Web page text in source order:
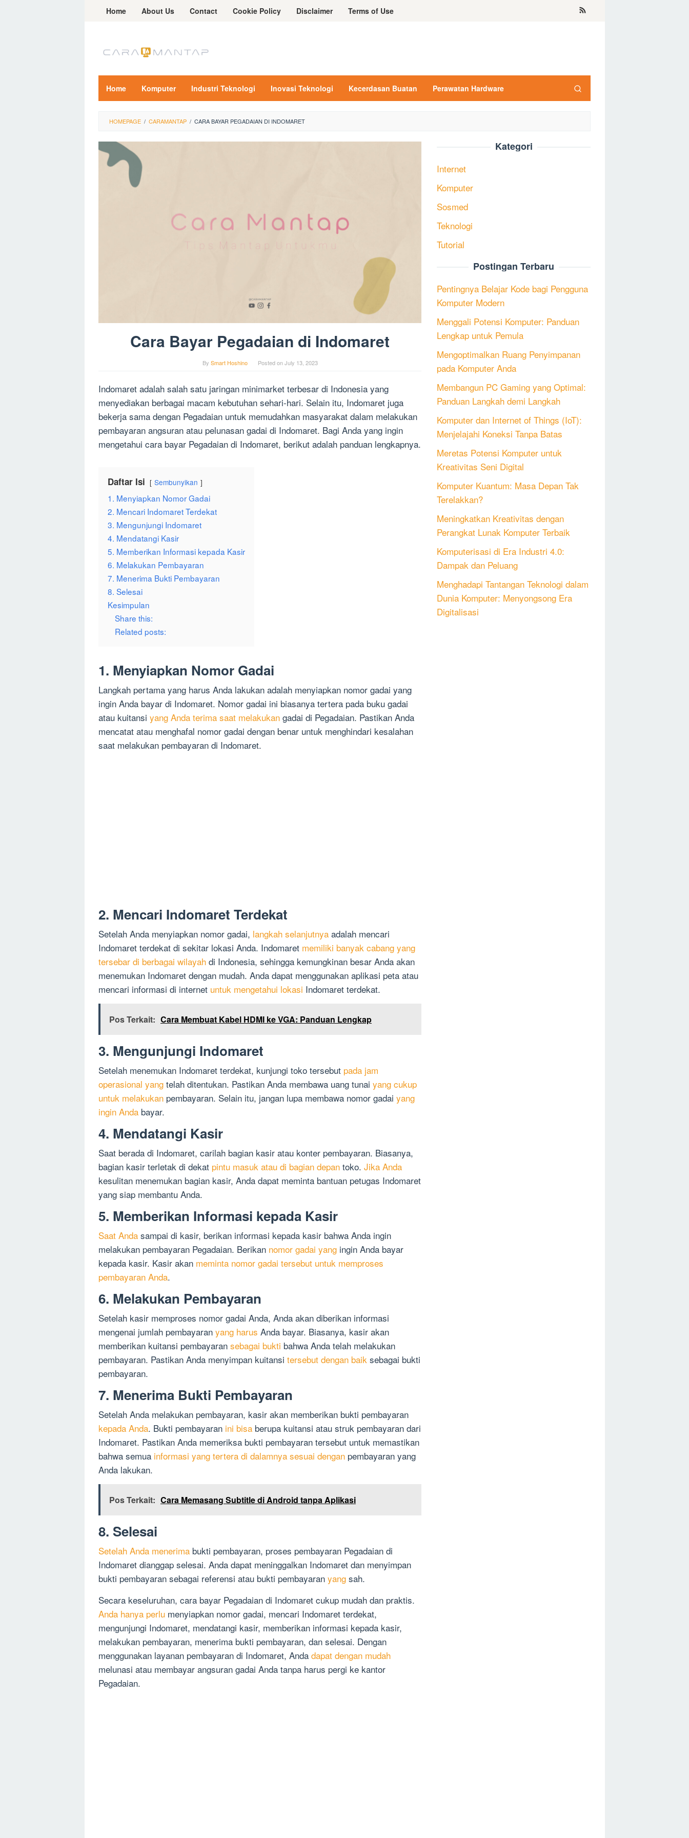
Home About Us Contact Cookie Policy Disclaimer Terms of Use
Home Komputer Industri Teknologi Inovasi Teknologi Kecerdasan Buatan Perawatan Hardware
HOMEPAGE / CARAMANTAP / CARA BAYAR PEGADAIAN DI INDOMARET
Cara Bayar Pegadaian di Indomaret
By Smart Hoshino Posted onJuly 13, 2023
Indomaret adalah salah satu jaringan minimarket terbesar di Indonesia yang
menyediakan berbagai macam kebutuhan sehari-hari. Selain itu, Indomaret juga
bekerja sama dengan Pegadaian untuk memudahkan masyarakat dalam melakukan
pembayaran angsuran atau pelunasan gadai di Indomaret. Bagi Anda yang ingin
mengetahui cara bayar Pegadaian di Indomaret, berikut adalah panduan lengkapnya.
Daftar Isi Sembunyikan
1. Menyiapkan Nomor Gadai
2. Mencari Indomaret Terdekat
3. Mengunjungi Indomaret
4. Mendatangi Kasir
5. Memberikan Informasi kepada Kasir
6. Melakukan Pembayaran
7. Menerima Bukti Pembayaran
8. Selesai
Kesimpulan
Share this:
Related posts:
1. Menyiapkan Nomor Gadai
Langkah pertama yang harus Anda lakukan adalah menyiapkan nomor gadai yang
ingin Anda bayar di Indomaret. Nomor gadai ini biasanya tertera pada buku gadai
atau kuitansi yang Anda terima saat melakukan gadai di Pegadaian. Pastikan Anda
mencatat atau menghafal nomor gadai dengan benar untuk menghindari kesalahan
saat melakukan pembayaran di Indomaret.
2. Mencari Indomaret Terdekat
Setelah Anda menyiapkan nomor gadai, langkah selanjutnya adalah mencari
Indomaret terdekat di sekitar lokasi Anda. Indomaret memiliki banyak cabang yang
tersebar di berbagai wilayah di Indonesia, sehingga kemungkinan besar Anda akan
menemukan Indomaret dengan mudah. Anda dapat menggunakan aplikasi peta atau
mencari informasi di internet untuk mengetahui lokasi Indomaret terdekat.
Pos Terkait: Cara Membuat Kabel HDMI ke VGA: Panduan Lengkap
3. Mengunjungi Indomaret
Setelah menemukan Indomaret terdekat, kunjungi toko tersebut pada jam
operasional yang telah ditentukan. Pastikan Anda membawa uang tunai yang cukup
untuk melakukan pembayaran. Selain itu, jangan lupa membawa nomor gadai yang
ingin Anda bayar.
4. Mendatangi Kasir
Saat berada di Indomaret, carilah bagian kasir atau konter pembayaran. Biasanya,
bagian kasir terletak di dekat pintu masuk atau di bagian depan toko. Jika Anda
kesulitan menemukan bagian kasir, Anda dapat meminta bantuan petugas Indomaret
yang siap membantu Anda.
5. Memberikan Informasi kepada Kasir
Saat Anda sampai di kasir, berikan informasi kepada kasir bahwa Anda ingin
melakukan pembayaran Pegadaian. Berikan nomor gadai yang ingin Anda bayar
kepada kasir. Kasir akan meminta nomor gadai tersebut untuk memproses
pembayaran Anda.
6. Melakukan Pembayaran
Setelah kasir memproses nomor gadai Anda, Anda akan diberikan informasi
mengenai jumlah pembayaran yang harus Anda bayar. Biasanya, kasir akan
memberikan kuitansi pembayaran sebagai bukti bahwa Anda telah melakukan
pembayaran. Pastikan Anda menyimpan kuitansi tersebut dengan baik sebagai bukti
pembayaran.
7. Menerima Bukti Pembayaran
Setelah Anda melakukan pembayaran, kasir akan memberikan bukti pembayaran
kepada Anda. Bukti pembayaran ini bisa berupa kuitansi atau struk pembayaran dari
Indomaret. Pastikan Anda memeriksa bukti pembayaran tersebut untuk memastikan
bahwa semua informasi yang tertera di dalamnya sesuai dengan pembayaran yang
Anda lakukan.
Pos Terkait: Cara Memasang Subtitle di Android tanpa Aplikasi
8. Selesai
Setelah Anda menerima bukti pembayaran, proses pembayaran Pegadaian di
Indomaret dianggap selesai. Anda dapat meninggalkan Indomaret dan menyimpan
bukti pembayaran sebagai referensi atau bukti pembayaran yang sah.
Secara keseluruhan, cara bayar Pegadaian di Indomaret cukup mudah dan praktis.
Anda hanya perlu menyiapkan nomor gadai, mencari Indomaret terdekat,
mengunjungi Indomaret, mendatangi kasir, memberikan informasi kepada kasir,
melakukan pembayaran, menerima bukti pembayaran, dan selesai. Dengan
menggunakan layanan pembayaran di Indomaret, Anda dapat dengan mudah
melunasi atau membayar angsuran gadai Anda tanpa harus pergi ke kantor
Pegadaian.
Kategori
Internet
Komputer
Sosmed
Teknologi
Tutorial
Postingan Terbaru
Pentingnya Belajar Kode bagi Pengguna
Komputer Modern
Menggali Potensi Komputer: Panduan
Lengkap untuk Pemula
Mengoptimalkan Ruang Penyimpanan
pada Komputer Anda
Membangun PC Gaming yang Optimal:
Panduan Langkah demi Langkah
Komputer dan Internet of Things (IoT):
Menjelajahi Koneksi Tanpa Batas
Meretas Potensi Komputer untuk
Kreativitas Seni Digital
Komputer Kuantum: Masa Depan Tak
Terelakkan?
Meningkatkan Kreativitas dengan
Perangkat Lunak Komputer Terbaik
Komputerisasi di Era Industri 4.0:
Dampak dan Peluang
Menghadapi Tantangan Teknologi dalam
Dunia Komputer: Menyongsong Era
Digitalisasi